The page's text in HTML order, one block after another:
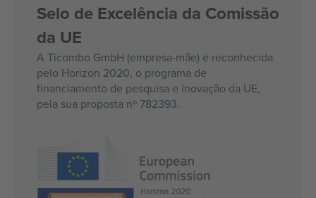
Selo de Excelência da Comissão
da UE
A Ticombo GmbH (empresa-mãe) é reconhecida
pelo Horizon 2020, o programa de
financiamento de pesquisa e inovação da UE,
pela sua proposta nº 782393.